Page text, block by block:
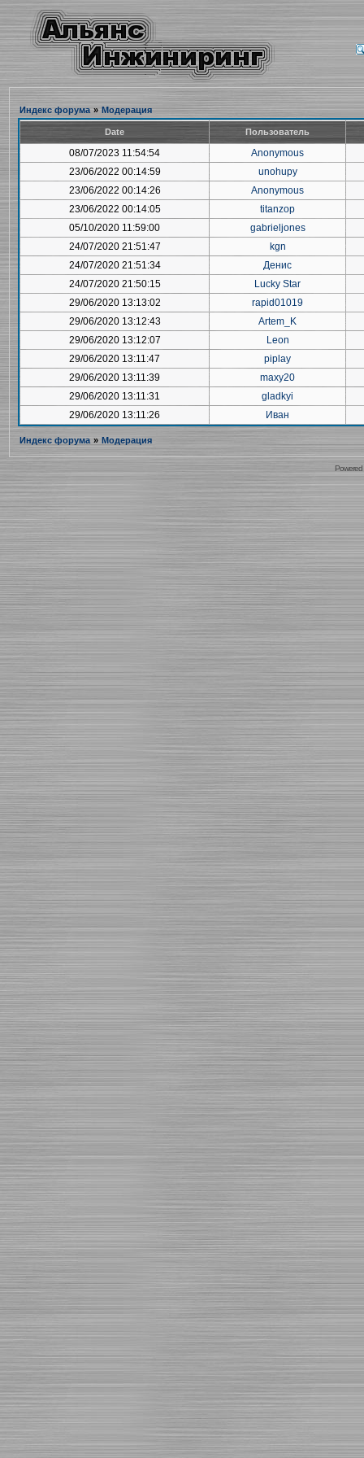
Индекс форума » Модерация
Date Пользователь
08/07/2023 11:54:54
Anonymous
23/06/2022 00:14:59
unohupy
23/06/2022 00:14:26
Anonymous
23/06/2022 00:14:05
titanzop
05/10/2020 11:59:00
gabrieljones
24/07/2020 21:51:47
kgn
24/07/2020 21:51:34
Денис
24/07/2020 21:50:15
Lucky Star
29/06/2020 13:13:02
rapid01019
29/06/2020 13:12:43
Artem_K
29/06/2020 13:12:07
Leon
29/06/2020 13:11:47
piplay
29/06/2020 13:11:39
maxy20
29/06/2020 13:11:31
gladkyi
29/06/2020 13:11:26
Иван
Индекс форума » Модерация